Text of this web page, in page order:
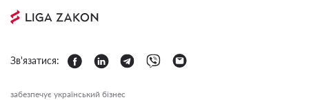
Зв'язатися:
забезпечує український бізнес